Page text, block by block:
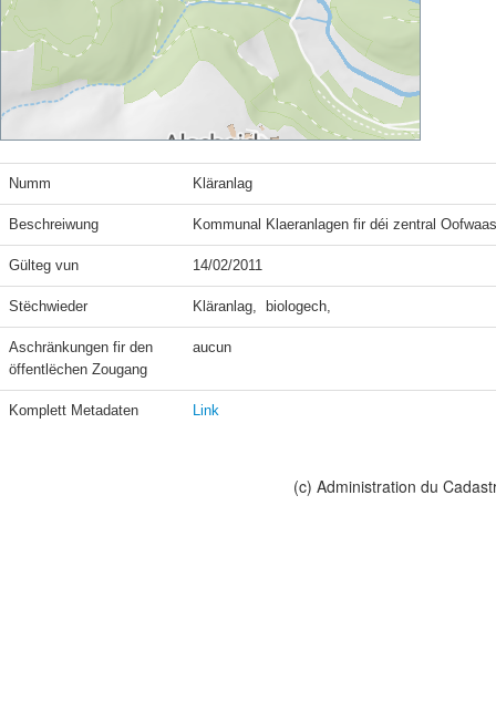
Numm Kläranlag
Beschreiwung Kommunal Klaeranlagen fir déi zentral
Gülteg vun 14/02/2011
Stëchwieder Kläranlag,  biologech,
Aschränkungen fir den
öffentlëchen Zougang
aucun
Komplett Metadaten Link
(c) Administration du